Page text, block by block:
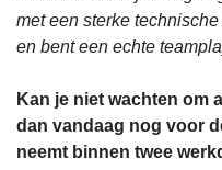
met een sterke
en bent een echte
Kan je niet wachten om
dan vandaag nog voor
neemt binnen twee